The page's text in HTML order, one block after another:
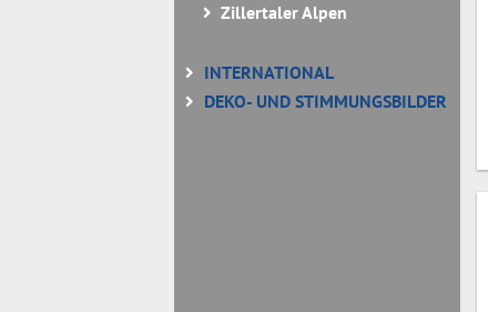
Zillertaler Alpen
INTERNATIONAL
DEKO- UND STIMMUNGSBILDER